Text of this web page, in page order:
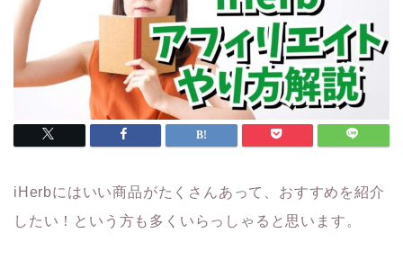
iHerbにはいい商品がたくさんあって、おすすめを紹介
したい！という方も多くいらっしゃると思います。